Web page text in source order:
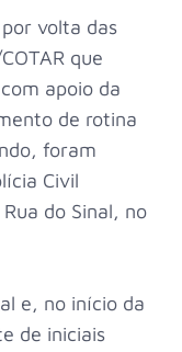
volta das
que
apoio da
de rotina
foram
Civil
do Sinal, no
e, no início da
de iniciais